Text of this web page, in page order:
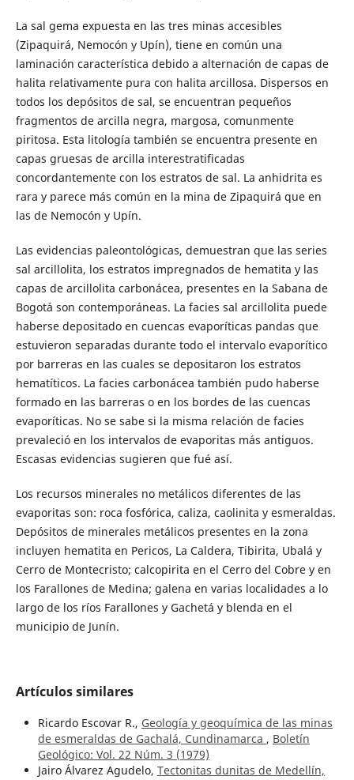
La sal gema expuesta en las tres minas accesibles
(Zipaquirá, Nemocón y Upín), tiene en común una
laminación característica debido a alternación de capas de
halita relativamente pura con halita arcillosa. Dispersos en
todos los depósitos de sal, se encuentran pequeños
fragmentos de arcilla negra, margosa, comunmente
piritosa. Esta litología también se encuentra presente en
capas gruesas de arcilla interestratificadas
concordantemente con los estratos de sal. La anhidrita es
rara y parece más común en la mina de Zipaquirá que en
las de Nemocón y Upín.
Las evidencias paleontológicas, demuestran que las series
sal arcillolita, los estratos impregnados de hematita y las
capas de arcillolita carbonácea, presentes en la Sabana de
Bogotá son contemporáneas. La facies sal arcillolita puede
haberse depositado en cuencas evaporíticas pandas que
estuvieron separadas durante todo el intervalo evaporítico
por barreras en las cuales se depositaron los estratos
hematíticos. La facies carbonácea también pudo haberse
formado en las barreras o en los bordes de las cuencas
evaporíticas. No se sabe si la misma relación de facies
prevaleció en los intervalos de evaporitas más antiguos.
Escasas evidencias sugieren que fué así.
Los recursos minerales no metálicos diferentes de las
evaporitas son: roca fosfórica, caliza, caolinita y esmeraldas.
Depósitos de minerales metálicos presentes en la zona
incluyen hematita en Pericos, La Caldera, Tibirita, Ubalá y
Cerro de Montecristo; calcopirita en el Cerro del Cobre y en
los Farallones de Medina; galena en varias localidades a lo
largo de los ríos Farallones y Gachetá y blenda en el
municipio de Junín.
Artículos similares
Ricardo Escovar R., Geología y geoquímica de las minas
de esmeraldas de Gachalá, Cundinamarca , Boletín
Geológico: Vol. 22 Núm. 3 (1979)
Jairo Álvarez Agudelo, Tectonitas dunitas de Medellín,